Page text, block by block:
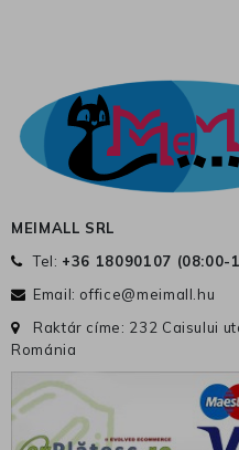
MEIMALL SRL
Tel: +36 18090107 (08:00-
Email: office@meimall.hu
Raktár címe: 232 Caisului
Románia